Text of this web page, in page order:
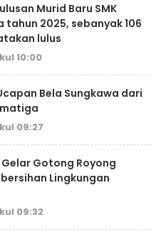
Murid Baru SMK
tahun 2025, sebanyak 106
lulus
10:00
Bela Sungkawa dari
09:27
Gelar Gotong Royong
Lingkungan
09:32